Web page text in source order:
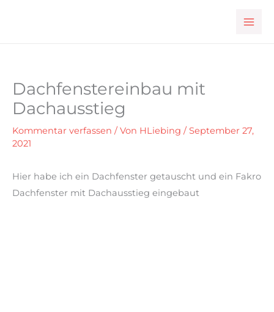
Dachfenstereinbau mit
Dachausstieg
Kommentar verfassen / Von HLiebing / September 27,
2021
Hier habe ich ein Dachfenster getauscht und ein Fakro
Dachfenster mit Dachausstieg eingebaut